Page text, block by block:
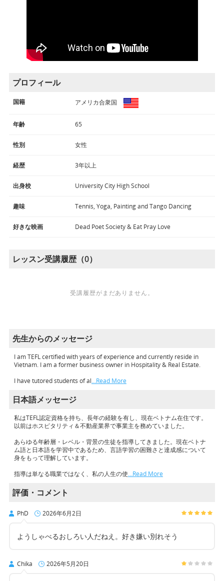
プロフィール
国籍 アメリカ合衆国
年齢 65
性別 女性
経歴 3年以上
出身校 University City High School
趣味 Tennis, Yoga, Painting and Tango Dancing
好きな映画 Dead Poet Society & Eat Pray Love
レッスン受講履歴（0）
受講履歴がまだありません。
先生からのメッセージ
I am TEFL certified with years of experience and currently reside in
Vietnam. I am a former business owner in Hospitality & Real Estate.
I have tutored students of al…Read More
日本語メッセージ
私はTEFL認定資格を持ち、長年の経験を有し、現在ベトナム在住です。
以前はホスピタリティ＆不動産業界で事業主を務めていました。
あらゆる年齢層・レベル・背景の生徒を指導してきました。現在ベトナ
ム語と日本語を学習中であるため、言語学習の困難さと達成感について
身をもって理解しています。
指導は単なる職業ではなく、私の人生の使…Read More
評価・コメント
PhD 2026年6月2日
ようしゃべるおしろい人だねえ。好き嫌い別れそう
Chika 2026年5月20日